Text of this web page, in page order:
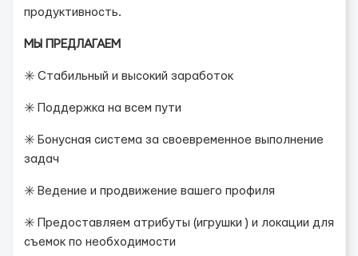
продуктивность.
МЫ ПРЕДЛАГАЕМ
✳️ Стабильный и высокий заработок
✳️ Поддержка на всем пути
✳️ Бонусная система за своевременное выполнение
задач
✳️ Ведение и продвижение вашего профиля
✳️ Предоставляем атрибуты (игрушки ) и локации для
съемок по необходимости